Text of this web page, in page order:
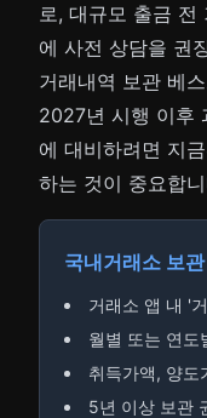
로, 대규모 출금 전
에 사전 상담을 권
거래내역 보관 베
2027년 시행 이후
에 대비하려면 지
하는 것이 중요합
국내거래소 보
거래소 앱 내 '
월별 또는 연도
취득가액, 양도
5년 이상 보관